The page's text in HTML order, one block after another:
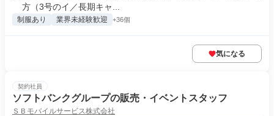
方（3号のイ／長期キャ...
制服あり 業界未経験歓迎 +36個
気になる
契約社員
ソフトバンクグループの販売・イベントスタッフ
ＳＢモバイルサービス株式会社